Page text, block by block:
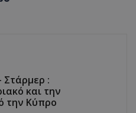
:
και την
την Κύπρο